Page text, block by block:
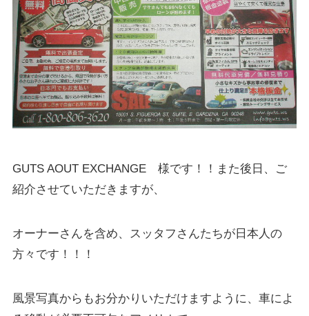
GUTS AOUT EXCHANGE 様です！！また後日、ご
紹介させていただきますが、
オーナーさんを含め、スッタフさんたちが日本人の
方々です！！！
風景写真からもお分かりいただけますように、車によ